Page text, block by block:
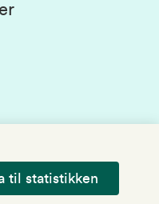
til statistikken